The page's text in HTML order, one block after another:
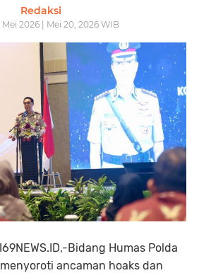
Redaksi
Mei 2026 | Mei 20, 2026 WIB
Bidang Humas Polda
ancaman hoaks dan